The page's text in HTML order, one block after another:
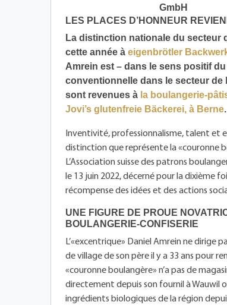
GmbH
LES PLACES D’HONNEUR
La distinction nationale du secteur
cette année à eigenbrötler
Amrein est – dans le sens positif
conventionnelle dans le secteur de
sont revenues à la boulangerie-
Jovi’s glutenfreie Bäckerei, à Berne.
Inventivité, professionnalisme, talent et
distinction que représente la «couronne
L’Association suisse des patrons
le 13 juin 2022, décerné pour la dixième
récompense des idées et des actions
UNE FIGURE DE PROUE
BOULANGERIE-CONFISERIE
L’«excentrique» Daniel Amrein ne dirige
de village de son père il y a 33 ans pour
«couronne boulangère» n’a pas de
directement depuis son fournil à Wauwil
ingrédients biologiques de la région